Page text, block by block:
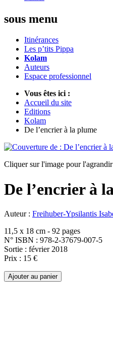
sous menu
Itinérances
Les p’tits Pippa
Kolam
Auteurs
Espace professionnel
Vous êtes ici :
Accueil du site
Editions
Kolam
De l’encrier à la plume
Cliquer sur l'image pour l'agrandir
De l’encrier à
Auteur : Freihuber-Ypsilantis
11,5 x 18 cm - 92 pages
N° ISBN : 978-2-37679-007-5
Sortie : février 2018
Prix : 15 €